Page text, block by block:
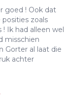
goed ! Ook dat
zoals
Ik had alleen wel
misschien
Gorter al laat die
achter